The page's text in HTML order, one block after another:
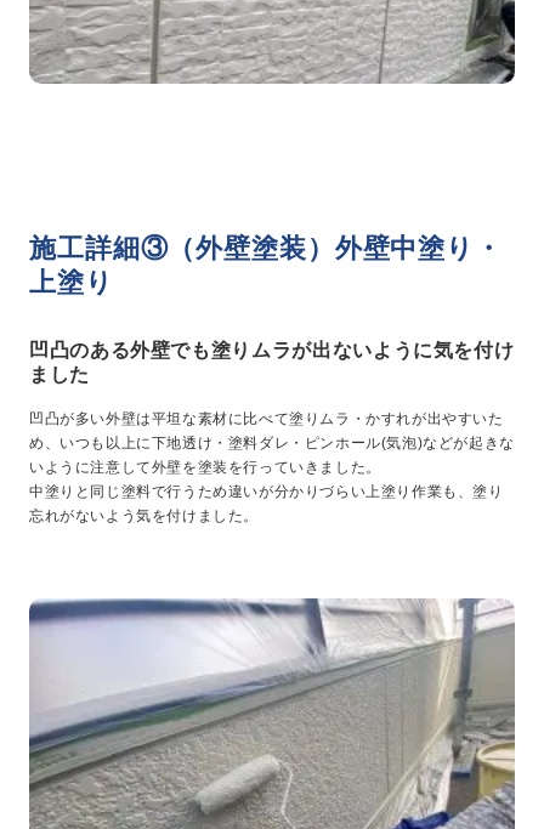
施工詳細③（外壁塗装）外壁中塗り・
上塗り
凹凸のある外壁でも塗りムラが出ないように気を付け
ました
凹凸が多い外壁は平坦な素材に比べて塗りムラ・かすれが出やすいた
め、いつも以上に下地透け・塗料ダレ・ピンホール(気泡)などが起きな
いように注意して外壁を塗装を行っていきました。
中塗りと同じ塗料で行うため違いが分かりづらい上塗り作業も、塗り
忘れがないよう気を付けました。